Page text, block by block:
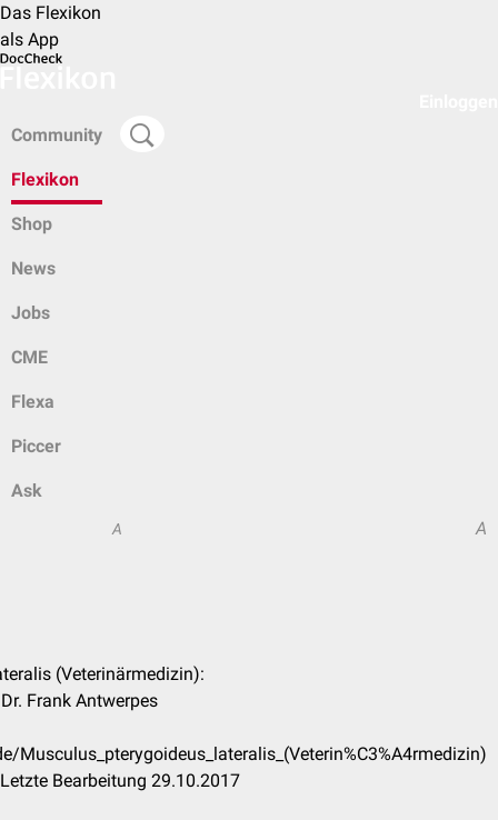
Das Flexikon
als App
Community
Flexikon
Shop
News
Jobs
CME
Flexa
Piccer
Ask
A A
(Veterinärmedizin):
Frank Antwerpes
Bearbeitung 29.10.2017